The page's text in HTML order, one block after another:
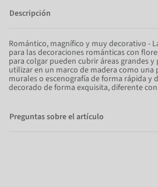
Descripción
Romántico, magnífico y muy decorativo -
para las decoraciones románticas con
para colgar pueden cubrir áreas grandes
utilizar en un marco de madera como
murales o escenografía de forma rápida y
decorado de forma exquisita, diferente
Preguntas sobre el artículo